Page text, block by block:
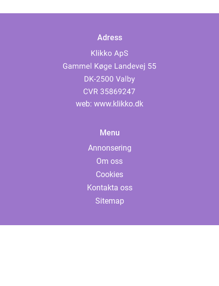
Adress
web: www.klikko.dk
Menu
Annonsering
Om oss
Cookies
Kontakta oss
Sitemap